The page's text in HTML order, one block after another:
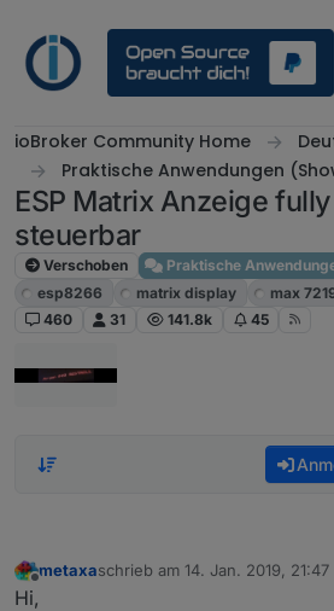
ioBroker Community Home
Praktische Anwendungen
ESP Matrix Anzeige
steuerbar
Verschoben
Praktische
esp8266
matrix display
max
460
31 141.8k 45
Offline
metaxaschrieb am 14. Jan. 2019, 21:47
zuletzt editiert von
Hi,